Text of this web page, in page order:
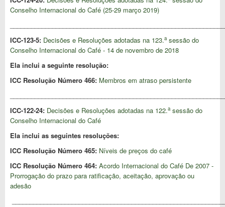
Conselho Internacional do Café (25-29 março 2019)
ICC-123-5: Decisões e Resoluções adotadas na 123.asessão do
Conselho Internacional do Café - 14 de novembro de 2018
Ela inclui a seguinte resolução:
ICC Resolução Número 466: Membros em atraso persistente
ICC-122-24: Decisões e Resoluções adotadas na 122.asessão do
Conselho Internacional do Café
Ela inclui as seguintes resoluções:
ICC Resolução Número 465: Níveis de preços do café
ICC Resolução Número 464: Acordo Internacional do Café De 2007 -
Prorrogação do prazo para ratificação, aceitação, aprovação ou
adesão